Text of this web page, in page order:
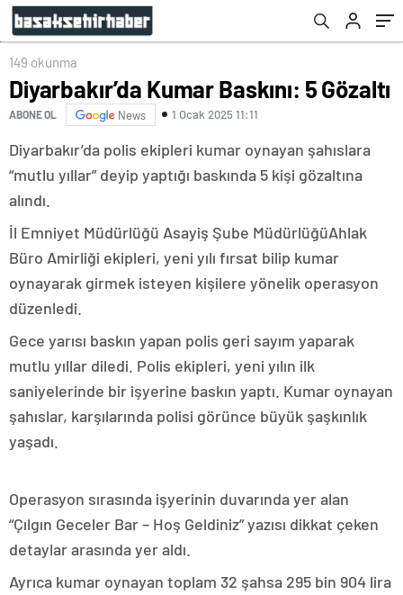
149 okunma
Diyarbakır’da Kumar Baskını: 5 Gözaltı
ABONE OL News 1 Ocak 2025 11:11
Diyarbakır’da polis ekipleri kumar oynayan şahıslara
“mutlu yıllar” deyip yaptığı baskında 5 kişi gözaltına
alındı.
İl Emniyet Müdürlüğü Asayiş Şube MüdürlüğüAhlak
Büro Amirliği ekipleri, yeni yılı fırsat bilip kumar
oynayarak girmek isteyen kişilere yönelik operasyon
düzenledi.
Gece yarısı baskın yapan polis geri sayım yaparak
mutlu yıllar diledi. Polis ekipleri, yeni yılın ilk
saniyelerinde bir işyerine baskın yaptı. Kumar oynayan
şahıslar, karşılarında polisi görünce büyük şaşkınlık
yaşadı.
Operasyon sırasında işyerinin duvarında yer alan
“Çılgın Geceler Bar – Hoş Geldiniz” yazısı dikkat çeken
detaylar arasında yer aldı.
Ayrıca kumar oynayan toplam 32 şahsa 295 bin 904 lira